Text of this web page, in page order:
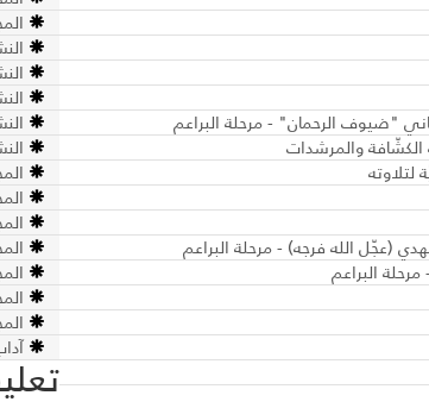
النشاط 1 -
النشاط 9 - شهادة أمير
النشاط 11 -
"ضيوف الرحمان" - مرحلة البراعم
النشاط 6 - فضل تلاوة
النشاط 6 - فضل تلاوة
لتلاوته
المجلس 1 - حي
المجلس 3 -
المجلس 5 -
المجلس 7 -
المجلس 9 -
المجلس 11 -
المجلس 13 -